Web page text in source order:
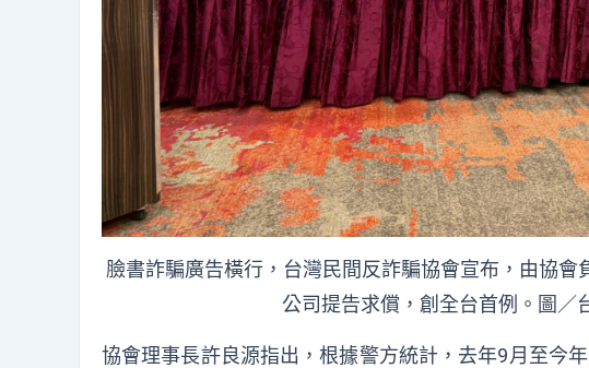
臉書詐騙廣告橫行，台灣民間反詐騙協會宣布，由協
公司提告求償，創全台首例。圖／
協會理事長許良源指出，根據警方統計，去年9月至今